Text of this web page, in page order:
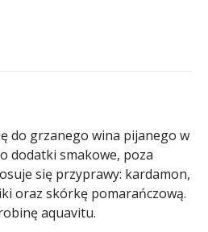
do grzanego wina pijanego w
dodatki smakowe, poza
się przyprawy: kardamon,
oraz skórkę pomarańczową.
aquavitu.